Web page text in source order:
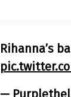
Rihanna’s
—